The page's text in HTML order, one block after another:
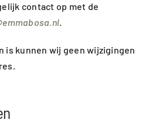
contact op met de
.
is kunnen wij geen wijzigingen